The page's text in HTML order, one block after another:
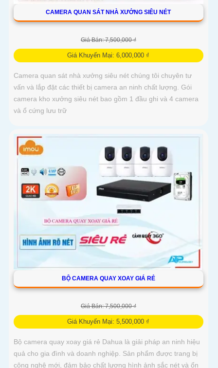
CAMERA QUAN SÁT NHÀ XƯỞNG SIÊU NÉT
Giá Bán: 7,500,000 ₫
Giá Khuyến Mại: 6,000,000 ₫
Camera quan sát nhà xưởng siêu nét chúng tôi chuyên tư
vấn và lắp đặt các thiết bị camera an ninh chất lượng. Gói
camera kho xưởng siêu nét bao gồm 1 đầu ghi và 4 camera
và ổ cứng lưu trữ
BỘ CAMERA QUAY XOAY GIÁ RẺ
Giá Bán: 7,500,000 ₫
Giá Khuyến Mại: 5,500,000 ₫
Bộ camera quay xoay giá rẻ Dahua là giải pháp an ninh hiệu
quả cho gia đình và doanh nghiệp. Sản phẩm được trang bị
công nghệ mới, đảm bảo chất lượng hình ảnh sắc nét và ổn